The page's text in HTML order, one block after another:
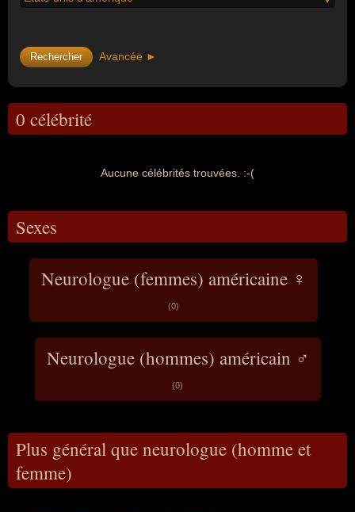
Avancée ►
0 célébrité
Aucune célébrités trouvées. :-(
Sexes
Neurologue (femmes) américaine ♀
(0)
Neurologue (hommes) américain ♂
(0)
Plus général que neurologue (homme et
femme)